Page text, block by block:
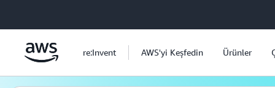
re:Invent AWS'yi Keşfedin Ürünler